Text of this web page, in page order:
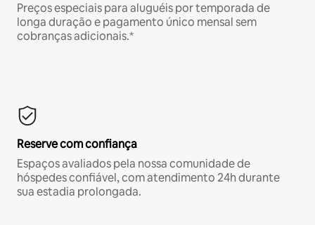
Preços especiais para aluguéis por temporada de
longa duração e pagamento único mensal sem
cobranças adicionais.*
Reserve com confiança
Espaços avaliados pela nossa comunidade de
hóspedes confiável, com atendimento 24h durante
sua estadia prolongada.